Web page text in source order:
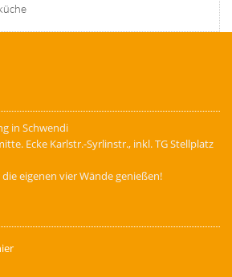
in Schwendi
Ecke Karlstr.-Syrlinstr., inkl. TG Stellplatz
eigenen vier Wände genießen!